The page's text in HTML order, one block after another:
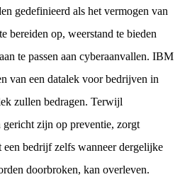
gedefinieerd als het vermogen van
bereiden op, weerstand te bieden
te passen aan cyberaanvallen. IBM
van een datalek voor bedrijven in
zullen bedragen. Terwijl
zijn op preventie, zorgt
bedrijf zelfs wanneer dergelijke
doorbroken, kan overleven.